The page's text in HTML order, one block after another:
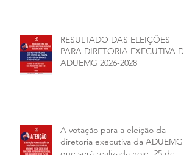
RESULTADO DAS ELEIÇÕES
PARA DIRETORIA EXECUTIVA DA
ADUEMG 2026-2028
A votação para a eleição da
diretoria executiva da ADUEMG